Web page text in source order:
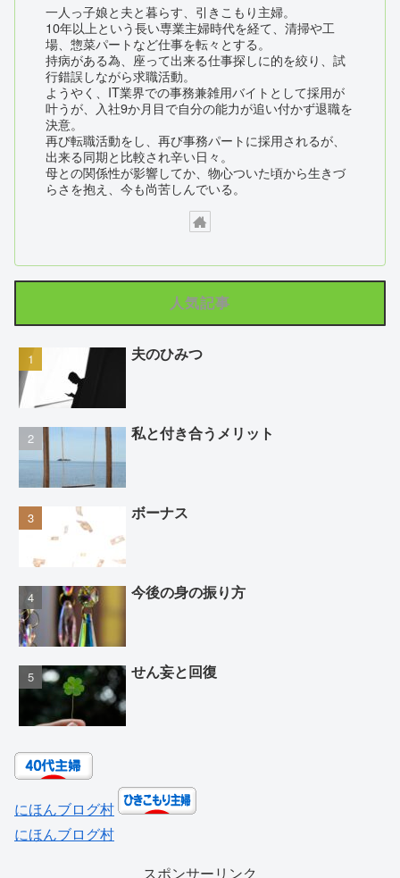
一人っ子娘と夫と暮らす、引きこもり主婦。
10年以上という長い専業主婦時代を経て、清掃や工
場、惣菜パートなど仕事を転々とする。
持病がある為、座って出来る仕事探しに的を絞り、試
行錯誤しながら求職活動。
ようやく、IT業界での事務兼雑用バイトとして採用が
叶うが、入社9か月目で自分の能力が追い付かず退職を
決意。
再び転職活動をし、再び事務パートに採用されるが、
出来る同期と比較され辛い日々。
母との関係性が影響してか、物心ついた頃から生きづ
らさを抱え、今も尚苦しんでいる。
人気記事
夫のひみつ
私と付き合うメリット
ボーナス
今後の身の振り方
せん妄と回復
にほんブログ村
にほんブログ村
スポンサーリンク